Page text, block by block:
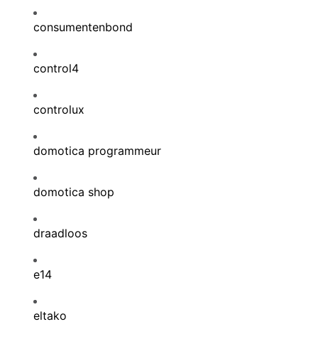
consumentenbond
control4
controlux
domotica programmeur
domotica shop
draadloos
e14
eltako